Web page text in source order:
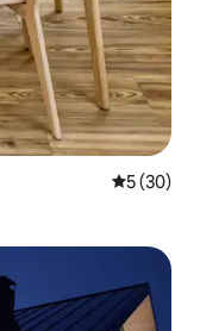
Średnia
5 (30)